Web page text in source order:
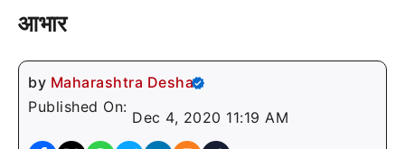
आभार
by Maharashtra Desha
Published On:
Dec 4, 2020 11:19 AM